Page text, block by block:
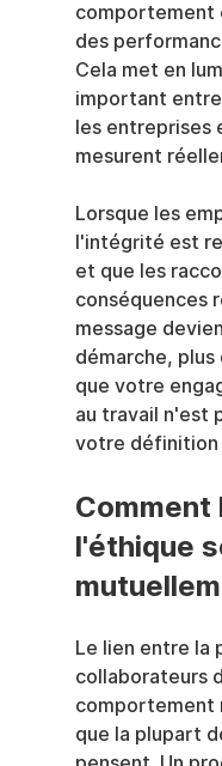
comportement
des
Cela met en
important
les entreprises
mesurent
Lorsque les
l'intégrité est
et que les
conséquences
message
démarche,
que votre
au travail n'est
votre définition
l'éthique
Le lien entre la
collaborateurs
comportement
que la plupart